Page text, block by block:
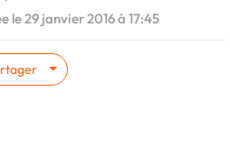
le 29 janvier 2016 à 17:45